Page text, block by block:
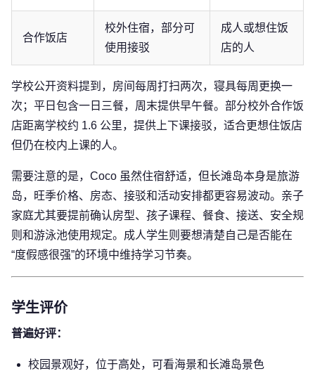
合作饭店
校外住宿，部分可
使用接驳
成人或想住饭
店的人
学校公开资料提到，房间每周打扫两次，寝具每周更换一
次；平日包含一日三餐，周末提供早午餐。部分校外合作饭
店距离学校约 1.6 公里，提供上下课接驳，适合更想住饭店
但仍在校内上课的人。
需要注意的是，Coco 虽然住宿舒适，但长滩岛本身是旅游
岛，旺季价格、房态、接驳和活动安排都更容易波动。亲子
家庭尤其要提前确认房型、孩子课程、餐食、接送、安全规
则和游泳池使用规定。成人学生则要想清楚自己是否能在
“度假感很强”的环境中维持学习节奏。
学生评价
普遍好评：
校园景观好，位于高处，可看海景和长滩岛景色